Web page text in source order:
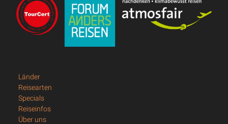
Länder
Reisearten
Specials
Reiseinfos
Über uns